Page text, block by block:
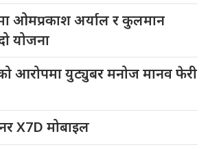
ओमप्रकाश अर्याल र कुलमान
योजना
आरोपमा युट्युबर मनोज मानव फेरी
X7D मोबाइल